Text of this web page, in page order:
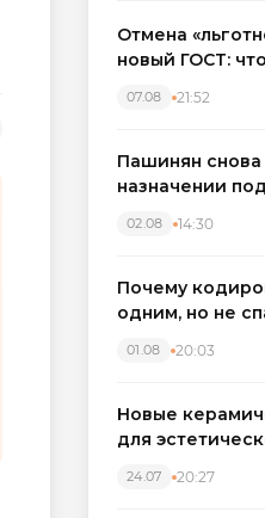
Отмена
новый ГОСТ:
07.08 21:52
Пашинян снова
назначении
02.08 14:30
Почему
одним, но не
01.08 20:03
Новые
для
24.07 20:27